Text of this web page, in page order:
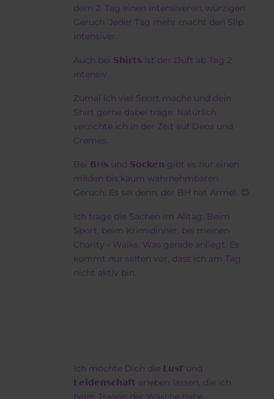
dem 2. Tag einen intensiveren, würzigen
Geruch. Jeder Tag mehr macht den Slip
intensiver.
Auch bei 𝗦𝗵𝗶𝗿𝘁𝘀 ist der Duft ab Tag 2
intensiv.
Zumal ich viel Sport mache und dein
Shirt gerne dabei trage. Natürlich
verzichte ich in der Zeit auf Deos und
Cremes.
Bei 𝗕H𝘀 und 𝗦𝗼𝗰𝗸𝗲𝗻 gibt es nur einen
milden bis kaum wahrnehmbaren
Geruch. Es sei denn, der BH hat Ärmel. 😊
Ich trage die Sachen im Alltag. Beim
Sport, beim Krimidinner, bei meinen
Charity - Walks. Was gerade anliegt. Es
kommt nur selten vor, dass ich am Tag
nicht aktiv bin.
Ich möchte Dich die 𝙇𝙪𝙨𝙩 und
𝗟𝗲𝗶𝗱𝗲𝗻𝘀𝗰𝗵𝗮𝗳𝘁 erleben lassen, die ich
beim Tragen der Wäsche habe.